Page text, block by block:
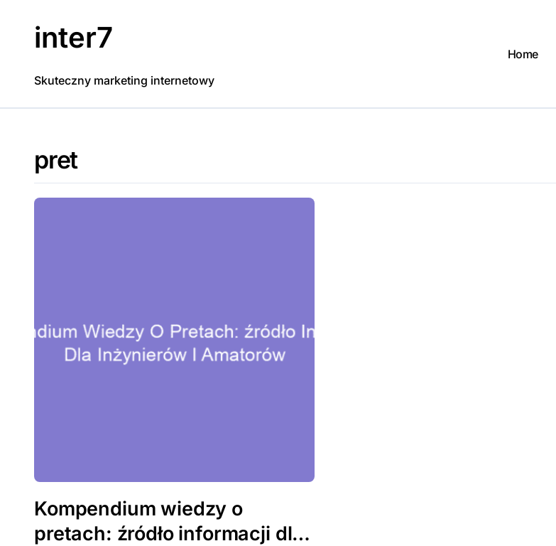
inter7
Skuteczny marketing internetowy
Home
pret
Kompendium wiedzy o
pretach: źródło informacji dla